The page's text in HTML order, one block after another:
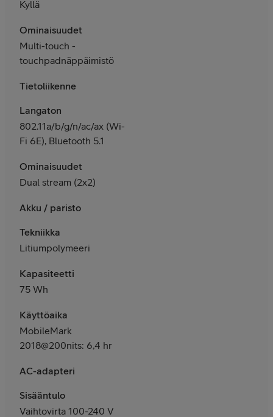
Kyllä
Ominaisuudet
Multi-touch -
touchpadnäppäimistö
Tietoliikenne
Langaton
802.11a/b/g/n/ac/ax (Wi-
Fi 6E), Bluetooth 5.1
Ominaisuudet
Dual stream (2x2)
Akku / paristo
Tekniikka
Litiumpolymeeri
Kapasiteetti
75 Wh
Käyttöaika
MobileMark
2018@200nits: 6,4 hr
AC-adapteri
Sisääntulo
Vaihtovirta 100-240 V